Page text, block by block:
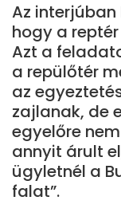
Az
hogy a
Azt a
a repülőtér
az
zajlanak, de
egyelőre
annyit árult
ügyletnél a
falat”.